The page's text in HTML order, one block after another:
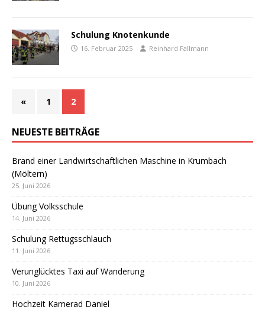
Schulung Knotenkunde
16. Februar 2025 Reinhard Fallmann
« 1 2
NEUESTE BEITRÄGE
Brand einer Landwirtschaftlichen Maschine in Krumbach
(Möltern)
25. Juni 2026
Übung Volksschule
14. Juni 2026
Schulung Rettugsschlauch
11. Juni 2026
Verunglücktes Taxi auf Wanderung
10. Juni 2026
Hochzeit Kamerad Daniel